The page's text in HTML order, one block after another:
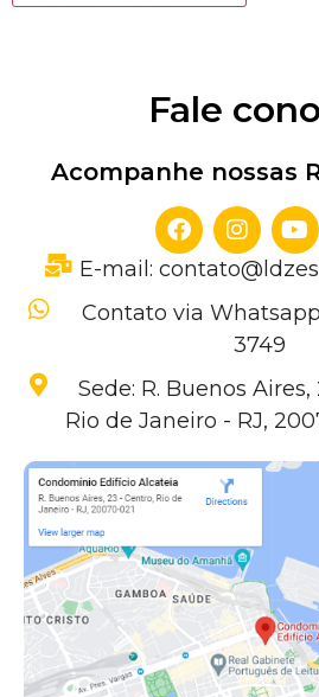
Fale
Acompanhe nossas
E-mail:
Contato via
3749
Sede: R. Buenos
Rio de Janeiro - RJ,